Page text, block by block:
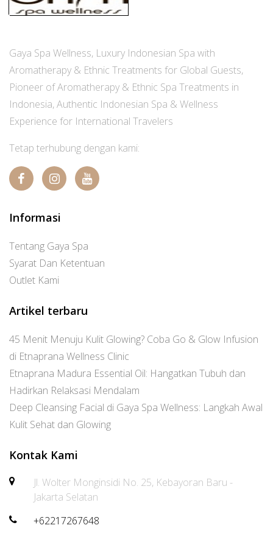
Gaya Spa Wellness, Luxury Indonesian Spa with
Aromatherapy & Ethnic Treatments for Global Guests,
Pioneer of Aromatherapy & Ethnic Spa Treatments in
Indonesia, Authentic Indonesian Spa & Wellness
Experience for International Travelers
Tetap terhubung dengan kami:
Informasi
Tentang Gaya Spa
Syarat Dan Ketentuan
Outlet Kami
Artikel terbaru
45 Menit Menuju Kulit Glowing? Coba Go & Glow Infusion
di Etnaprana Wellness Clinic
Etnaprana Madura Essential Oil: Hangatkan Tubuh dan
Hadirkan Relaksasi Mendalam
Deep Cleansing Facial di Gaya Spa Wellness: Langkah Awal
Kulit Sehat dan Glowing
Kontak Kami
Jl. Wolter Monginsidi No. 25, Kebayoran Baru -
Jakarta Selatan
+62217267648